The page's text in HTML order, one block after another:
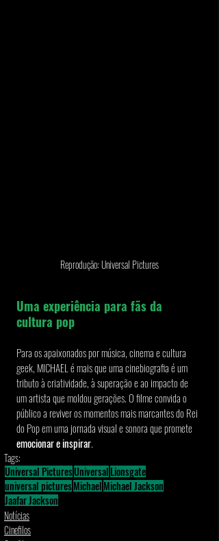
Reprodução: Universal Pictures
Uma experiência para fãs da
cultura pop
Para os apaixonados por música, cinema e cultura
geek, MICHAEL é mais que uma cinebiografia é um
tributo à criatividade, à superação e ao impacto de
um artista que moldou gerações. O filme convida o
público a reviver os momentos mais marcantes do Rei
do Pop em uma jornada visual e sonora que promete
emocionar e inspirar.
Tags:
Universal PicturesUniversalLionsgate
universal picturesMichaelMichael Jackson
Jaafar Jackson
Notícias
Cinefilos